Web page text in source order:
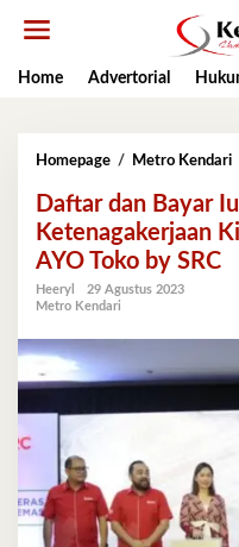
Home
Advertorial
Homepage / Metro Kendari
Daftar dan Bayar
Ketenagakerjaan
AYO Toko by SRC
Heeryl
29 Agustus 2023
Metro Kendari